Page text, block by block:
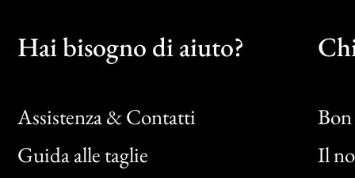
Hai bisogno di aiuto?
Assistenza & Contatti
Guida alle taglie
Il